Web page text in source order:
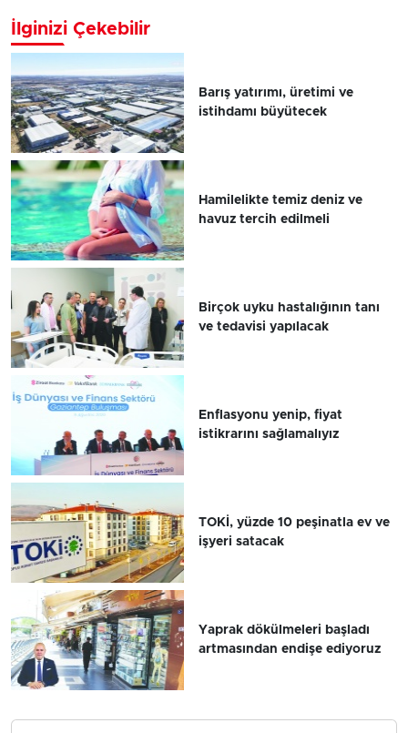
İlginizi Çekebilir
Barış yatırımı, üretimi ve
istihdamı büyütecek
Hamilelikte temiz deniz ve
havuz tercih edilmeli
Birçok uyku hastalığının tanı
ve tedavisi yapılacak
Enflasyonu yenip, fiyat
istikrarını sağlamalıyız
TOKİ, yüzde 10 peşinatla ev ve
işyeri satacak
Yaprak dökülmeleri başladı
artmasından endişe ediyoruz